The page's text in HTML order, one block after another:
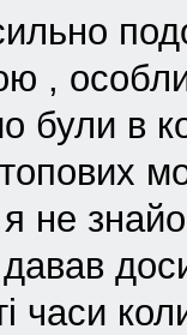
,
були в
не
часи